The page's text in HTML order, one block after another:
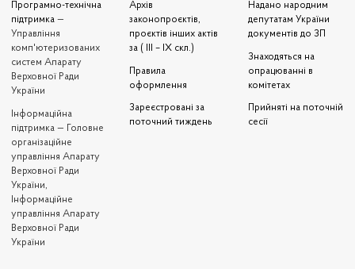
Програмно-технічна
підтримка —
Управління
комп'ютеризованих
систем Апарату
Верховної Ради
України
Iнформаційна
підтримка — Головне
організаційне
управління Апарату
Верховної Ради
України,
Інформаційне
управління Апарату
Верховної Ради
України
Архів
законопроєктів,
проєктів інших актів
за ( III – IX скл.)
Правила
оформлення
Зареєстровані за
поточний тиждень
Надано народним
депутатам України
документів до ЗП
Знаходяться на
опрацюванні в
комітетах
Прийняті на поточній
сесії